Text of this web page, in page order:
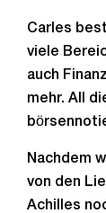
Carles
viele
auch
mehr. All
Nachdem
von den
Achilles